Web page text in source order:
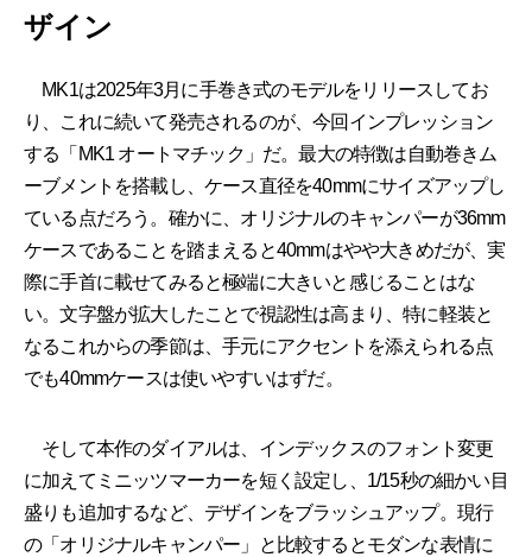
ザイン
MK1は2025年3月に手巻き式のモデルをリリースしてお
り、これに続いて発売されるのが、今回インプレッション
する「MK1 オートマチック」だ。最大の特徴は自動巻きム
ーブメントを搭載し、ケース直径を40mmにサイズアップし
ている点だろう。確かに、オリジナルのキャンパーが36mm
ケースであることを踏まえると40mmはやや大きめだが、実
際に手首に載せてみると極端に大きいと感じることはな
い。文字盤が拡大したことで視認性は高まり、特に軽装と
なるこれからの季節は、手元にアクセントを添えられる点
でも40mmケースは使いやすいはずだ。
そして本作のダイアルは、インデックスのフォント変更
に加えてミニッツマーカーを短く設定し、1/15秒の細かい目
盛りも追加するなど、デザインをブラッシュアップ。現行
の「オリジナルキャンパー」と比較するとモダンな表情に